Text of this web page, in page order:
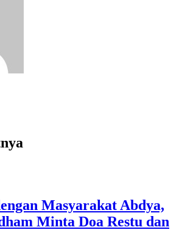
Masyarakat Abdya,
Minta Doa Restu dan